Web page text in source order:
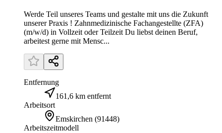
Werde Teil unseres Teams und gestalte mit uns die Zukunft
unserer Praxis ! Zahnmedizinische Fachangestellte (ZFA)
(m/w/d) in Vollzeit oder Teilzeit Du liebst deinen Beruf,
arbeitest gerne mit Mensc...
Entfernung
161,6 km entfernt
Arbeitsort
Emskirchen (91448)
Arbeitszeitmodell